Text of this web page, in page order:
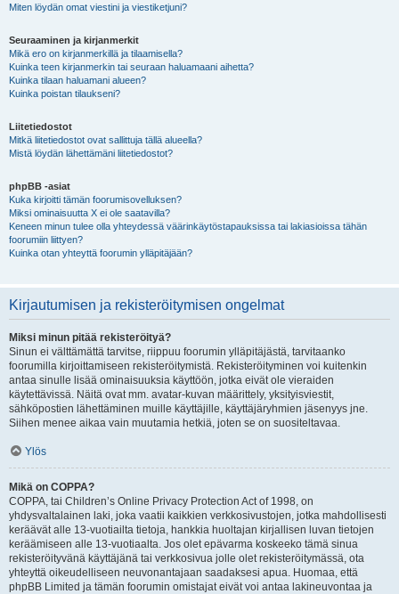
Miten löydän omat viestini ja viestiketjuni?
Seuraaminen ja kirjanmerkit
Mikä ero on kirjanmerkillä ja tilaamisella?
Kuinka teen kirjanmerkin tai seuraan haluamaani aihetta?
Kuinka tilaan haluamani alueen?
Kuinka poistan tilaukseni?
Liitetiedostot
Mitkä liitetiedostot ovat sallittuja tällä alueella?
Mistä löydän lähettämäni liitetiedostot?
phpBB -asiat
Kuka kirjoitti tämän foorumisovelluksen?
Miksi ominaisuutta X ei ole saatavilla?
Keneen minun tulee olla yhteydessä väärinkäytöstapauksissa tai lakiasioissa tähän
foorumiin liittyen?
Kuinka otan yhteyttä foorumin ylläpitäjään?
Kirjautumisen ja rekisteröitymisen ongelmat
Miksi minun pitää rekisteröityä?
Sinun ei välttämättä tarvitse, riippuu foorumin ylläpitäjästä, tarvitaanko
foorumilla kirjoittamiseen rekisteröitymistä. Rekisteröityminen voi kuitenkin
antaa sinulle lisää ominaisuuksia käyttöön, jotka eivät ole vieraiden
käytettävissä. Näitä ovat mm. avatar-kuvan määrittely, yksityisviestit,
sähköpostien lähettäminen muille käyttäjille, käyttäjäryhmien jäsenyys jne.
Siihen menee aikaa vain muutamia hetkiä, joten se on suositeltavaa.
Ylös
Mikä on COPPA?
COPPA, tai Children’s Online Privacy Protection Act of 1998, on
yhdysvaltalainen laki, joka vaatii kaikkien verkkosivustojen, jotka mahdollisesti
keräävät alle 13-vuotiailta tietoja, hankkia huoltajan kirjallisen luvan tietojen
keräämiseen alle 13-vuotiaalta. Jos olet epävarma koskeeko tämä sinua
rekisteröityvänä käyttäjänä tai verkkosivua jolle olet rekisteröitymässä, ota
yhteyttä oikeudelliseen neuvonantajaan saadaksesi apua. Huomaa, että
phpBB Limited ja tämän foorumin omistajat eivät voi antaa lakineuvontaa ja